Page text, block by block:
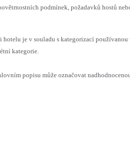
podmínek, požadavků hostů
je v souladu s kategorizací používanou
kategorie.
popisu může označovat